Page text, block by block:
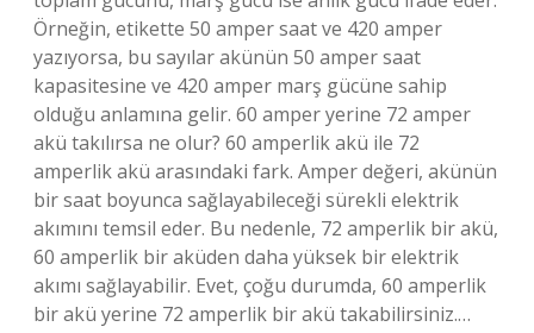
Örneğin, etikette 50 amper saat ve 420 amper
yazıyorsa, bu sayılar akünün 50 amper saat
kapasitesine ve 420 amper marş gücüne sahip
olduğu anlamına gelir. 60 amper yerine 72 amper
akü takılırsa ne olur? 60 amperlik akü ile 72
amperlik akü arasındaki fark. Amper değeri, akünün
bir saat boyunca sağlayabileceği sürekli elektrik
akımını temsil eder. Bu nedenle, 72 amperlik bir akü,
60 amperlik bir aküden daha yüksek bir elektrik
akımı sağlayabilir. Evet, çoğu durumda, 60 amperlik
bir akü yerine 72 amperlik bir akü takabilirsiniz.…